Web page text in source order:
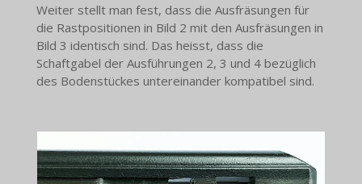
Weiter stellt man fest, dass die Ausfräsungen für
die Rastpositionen in Bild 2 mit den Ausfräsungen in
Bild 3 identisch sind. Das heisst, dass die
Schaftgabel der Ausführungen 2, 3 und 4 bezüglich
des Bodenstückes untereinander kompatibel sind.